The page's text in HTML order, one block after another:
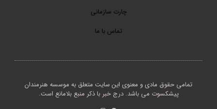
چارت سازمانی
تماس با ما
تمامی حقوق مادی و معنوی این سایت متعلق به موسسه هنرمندان
پیشکسوت می باشد. درج خبر با ذکر منبع بلامانع است.